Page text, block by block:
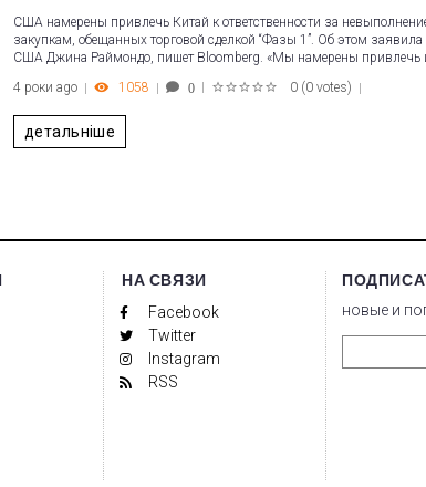
США намерены привлечь Китай к ответственности за
закупкам, обещанных торговой сделкой “Фазы 1”. Об этом
США Джина Раймондо, пишет Bloomberg. «Мы намерены привлечь
4 роки ago
1058 0 0 (0 votes)
детальніше
НА СВЯЗИ
Facebook
Twitter
Instagram
RSS
новые и